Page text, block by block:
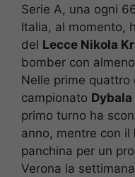
Serie A, una ogni
Italia, al momento,
del Lecce Nikola
bomber con
Nelle prime quattro
campionato Dybala
primo turno ha
anno, mentre con il
panchina per un
Verona la